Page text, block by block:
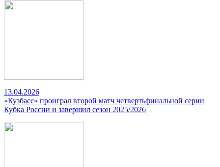
13.04.2026
«Кузбасс» проиграл второй матч четвертьфинальной серии
Кубка России и завершил сезон 2025/2026